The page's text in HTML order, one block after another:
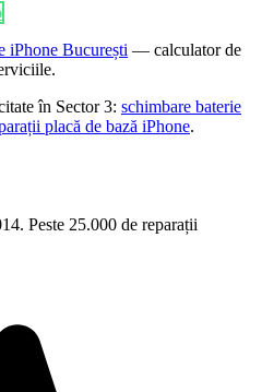
iPhone București — calculator de
în Sector 3: schimbare baterie
placă de bază iPhone.
Peste 25.000 de reparații